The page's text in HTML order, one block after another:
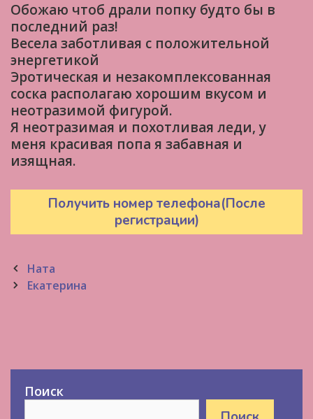
Обожаю чтоб драли попку будто бы в
последний раз!
Bесела заботливая с положительной
энергетикой
Эротическая и незакомплексованная
соска располагаю хорошим вкусом и
неотразимой фигурой.
Я неотразимая и похотливая леди, у
меня красивая попа я забавная и
изящная.
Получить номер телефона(После
регистрации)
Post
navigation
Ната
Екатерина
Поиск